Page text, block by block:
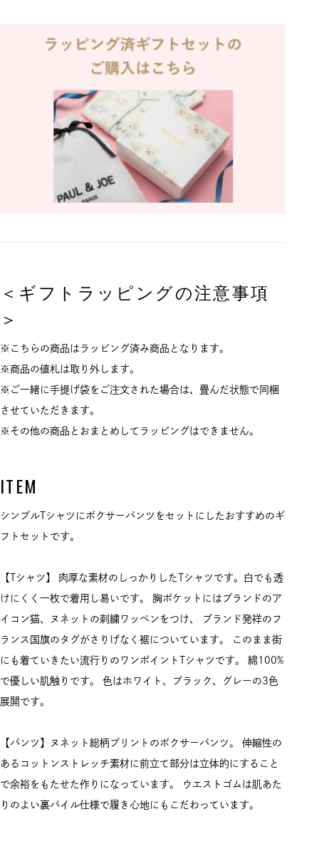
＜ギフトラッピングの注意事項
＞
※こちらの商品はラッピング済み商品となります。
※商品の値札は取り外します。
※ご一緒に手提げ袋をご注文された場合は、畳んだ状態で同梱
させていただきます。
※その他の商品とおまとめしてラッピングはできません。
ITEM
シンプルTシャツにボクサーパンツをセットにしたおすすめのギ
フトセットです。
【Tシャツ】 肉厚な素材のしっかりしたTシャツです。白でも透
けにくく一枚で着用し易いです。 胸ポケットにはブランドのア
イコン猫、ヌネットの刺繍ワッペンをつけ、 ブランド発祥のフ
ランス国旗のタグがさりげなく裾についています。 このまま街
にも着ていきたい流行りのワンポイントTシャツです。 綿100%
で優しい肌触りです。 色はホワイト、ブラック、グレーの3色
展開です。
【パンツ】ヌネット総柄プリントのボクサーパンツ。 伸縮性の
あるコットンストレッチ素材に前立て部分は立体的にすること
で余裕をもたせた作りになっています。 ウエストゴムは肌あた
りのよい裏パイル仕様で履き心地にもこだわっています。